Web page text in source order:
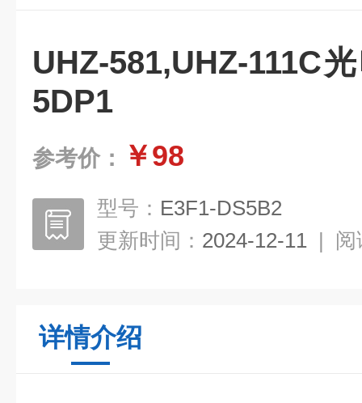
UHZ-581,UHZ-111C
5DP1
参考价： ￥98
型号： E3F1-DS5B2
更新时间： 2024-12-11 | 阅
详情介绍